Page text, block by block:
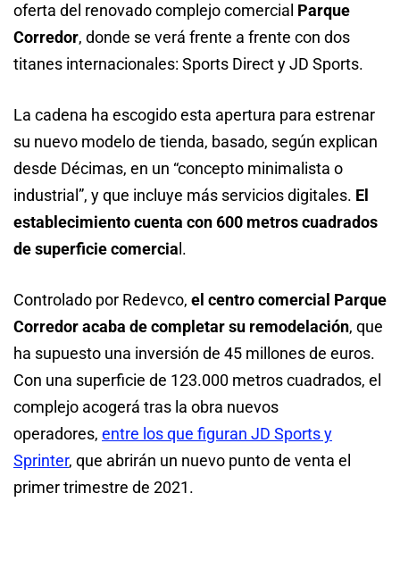
oferta del renovado complejo comercial Parque
Corredor, donde se verá frente a frente con dos
titanes internacionales: Sports Direct y JD Sports.
La cadena ha escogido esta apertura para estrenar
su nuevo modelo de tienda, basado, según explican
desde Décimas, en un “concepto minimalista o
industrial”, y que incluye más servicios digitales. El
establecimiento cuenta con 600 metros cuadrados
de superficie comercia l.
Controlado por Redevco, el centro comercial Parque
Corredor acaba de completar su remodelación, que
ha supuesto una inversión de 45 millones de euros.
Con una superficie de 123.000 metros cuadrados, el
complejo acogerá tras la obra nuevos
operadores, entre los que figuran JD Sports y
Sprinter, que abrirán un nuevo punto de venta el
primer trimestre de 2021.